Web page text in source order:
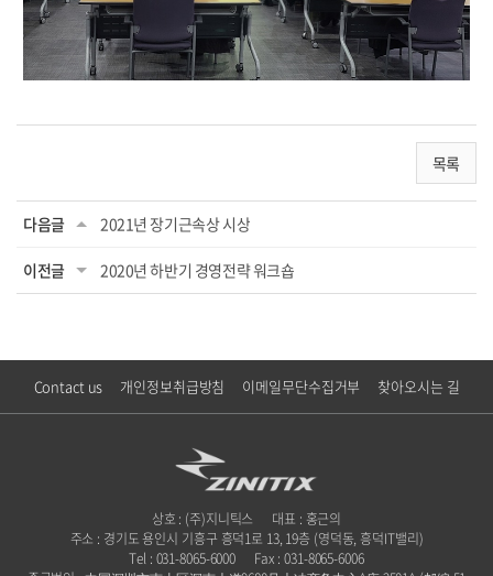
목록
다음글 2021년 장기근속상 시상
이전글 2020년 하반기 경영전략 워크숍
Contact us 개인정보취급방침 이메일무단수집거부 찾아오시는 길
상호 : (주)지니틱스
대표 : 홍근의
주소 : 경기도 용인시 기흥구 흥덕1로 13, 19층 (영덕동, 흥덕IT밸리)
Tel : 031-8065-6000
Fax : 031-8065-6006